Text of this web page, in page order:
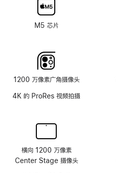
M5 芯片
1200 万像素广角摄像头
4K 的 ProRes 视频拍摄
横向 1200 万像素
Center Stage 摄像头